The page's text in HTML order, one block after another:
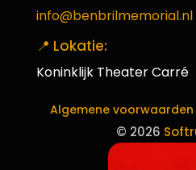
info@benbrilmemorial.nl
📍 Lokatie:
Koninklijk Theater Carré
Algemene voorwaarden
© 2026